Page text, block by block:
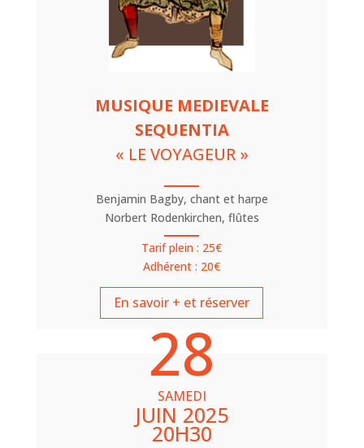
MUSIQUE MEDIEVALE
SEQUENTIA
« LE VOYAGEUR »
Benjamin Bagby, chant et harpe
Norbert Rodenkirchen, flûtes
Tarif plein : 25€
Adhérent : 20€
En savoir + et réserver
28
SAMEDI
JUIN 2025
20H30